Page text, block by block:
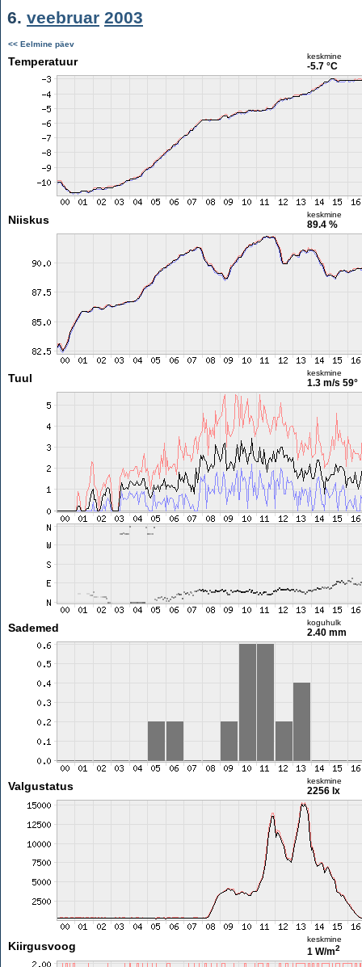
6. veebruar 2003
<< Eelmine päev
Temperatuur keskmine
-5.7 °C
Niiskus keskmine
89.4 %
Tuul keskmine
1.3 m/s 59°
Sademed koguhulk
2.40 mm
Valgustatus keskmine
2256 lx
Kiirgusvoog
keskmine
1 W/m2